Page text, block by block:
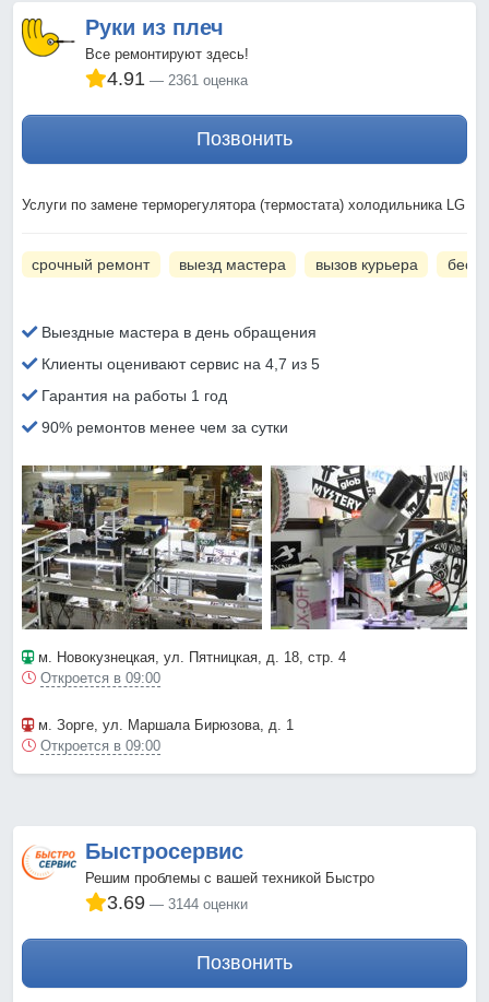
Руки из плеч
Все ремонтируют здесь!
4.91 2361 оценка
Позвонить
Услуги по замене терморегулятора (термостата) холодильника LG
срочный ремонт выезд мастера вызов курьера
Выездные мастера в день обращения
Клиенты оценивают сервис на 4,7 из 5
Гарантия на работы 1 год
90% ремонтов менее чем за сутки
м. Новокузнецкая, ул. Пятницкая, д. 18, стр. 4
Откроется в 09:00
м. Зорге, ул. Маршала Бирюзова, д. 1
Откроется в 09:00
Быстросервис
Решим проблемы с вашей техникой Быстро
3.69 3144 оценки
Позвонить